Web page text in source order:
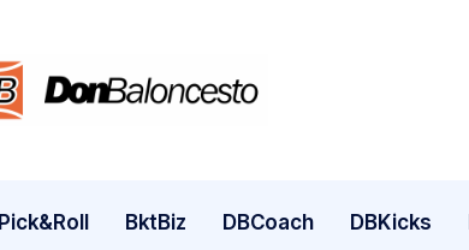
Pick&Roll BktBiz DBCoach DBKicks